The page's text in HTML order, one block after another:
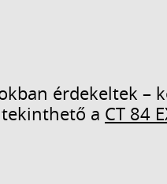
érdekeltek –
a CT 84